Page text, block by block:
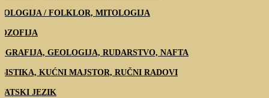
/ FOLKLOR, MITOLOGIJA
GEOLOGIJA, RUDARSTVO, NAFTA
KUĆNI MAJSTOR, RUČNI RADOVI
JEZIK